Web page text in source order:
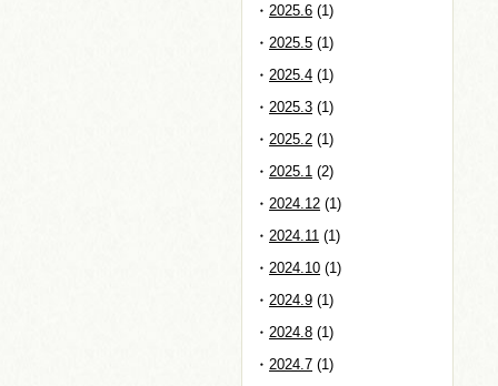
2025.6 (1)
2025.5 (1)
2025.4 (1)
2025.3 (1)
2025.2 (1)
2025.1 (2)
2024.12 (1)
2024.11 (1)
2024.10 (1)
2024.9 (1)
2024.8 (1)
2024.7 (1)